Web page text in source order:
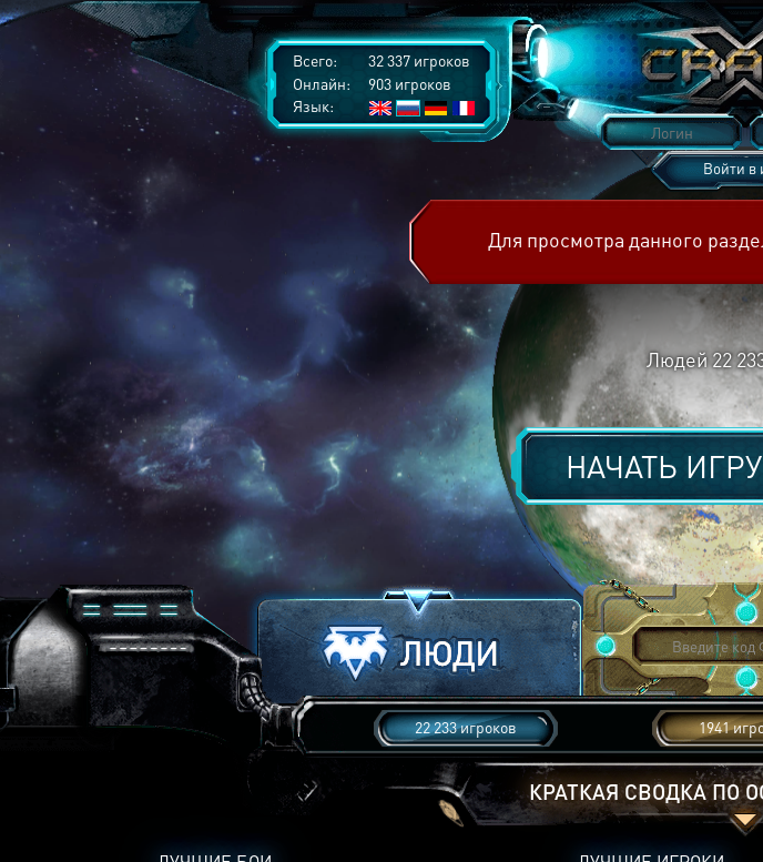
Всего:
32 337 игроков
Онлайн:
903 игроков
Язык:
Войти в
Для просмотра данного
Людей22
НАЧАТЬ
22 233 игроков 1941
КРАТКАЯ СВОДКА ПО